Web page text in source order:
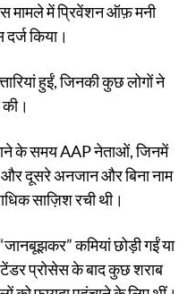
मामले में प्रिवेंशन ऑफ़ मनी
किया।
हुईं, जिनकी कुछ लोगों ने
के समय AAP नेताओं, जिनमें
दूसरे अनजान और बिना नाम
साज़िश रची थी।
कमियां छोड़ी गईं या
टेंडर प्रोसेस के बाद कुछ शराब